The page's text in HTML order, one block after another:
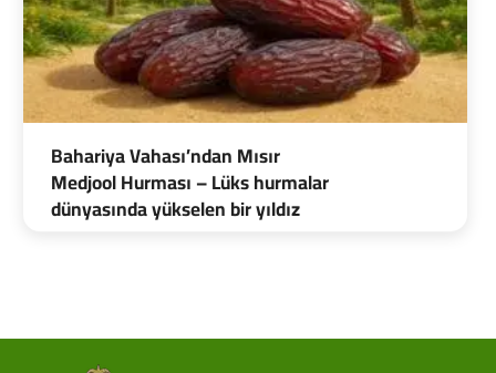
Bahariya Vahası’ndan Mısır
Medjool Hurması – Lüks hurmalar
dünyasında yükselen bir yıldız